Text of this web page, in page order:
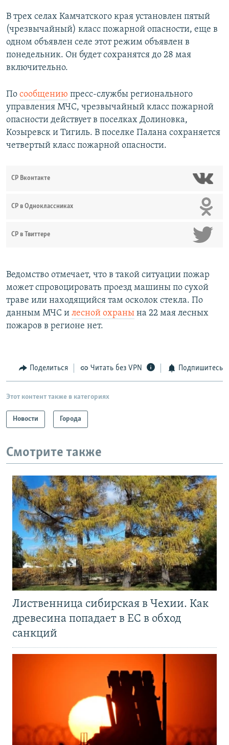
Все сайты РСЕ/РС
В трех селах Камчатского края установлен пятый
(чрезвычайный) класс пожарной опасности, еще в
одном объявлен селе этот режим объявлен в
понедельник. Он будет сохранятся до 28 мая
включительно.
По сообщению пресс-службы регионального
управления МЧС, чрезвычайный класс пожарной
опасности действует в поселках Долиновка,
Козыревск и Тигиль. В поселке Палана сохраняется
четвертый класс пожарной опасности.
СР Вконтакте
СР в Одноклассниках
СР в Твиттере
Ведомство отмечает, что в такой ситуации пожар
может спровоцировать проезд машины по сухой
траве или находящийся там осколок стекла. По
данным МЧС и лесной охраны на 22 мая лесных
пожаров в регионе нет.
Поделиться Читать без VPN Подпишитесь
Этот контент также в категориях
Новости Города
Смотрите также
Лиственница сибирская в Чехии. Как
древесина попадает в ЕС в обход
санкций